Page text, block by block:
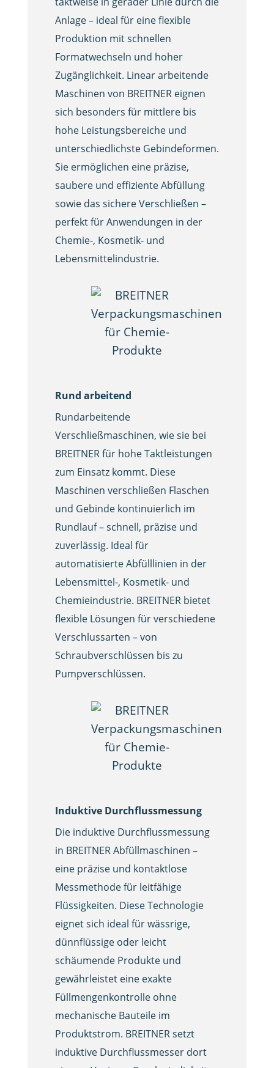
Anlage – ideal für eine flexible
Produktion mit schnellen
Formatwechseln und hoher
Zugänglichkeit. Linear arbeitende
Maschinen von BREITNER eignen
sich besonders für mittlere bis
hohe Leistungsbereiche und
unterschiedlichste Gebindeformen.
Sie ermöglichen eine präzise,
saubere und effiziente Abfüllung
sowie das sichere Verschließen –
perfekt für Anwendungen in der
Chemie-, Kosmetik- und
Lebensmittelindustrie.
Rund arbeitend
Rundarbeitende
Verschließmaschinen, wie sie bei
BREITNER für hohe Taktleistungen
zum Einsatz kommt. Diese
Maschinen verschließen Flaschen
und Gebinde kontinuierlich im
Rundlauf – schnell, präzise und
zuverlässig. Ideal für
automatisierte Abfülllinien in der
Lebensmittel-, Kosmetik- und
Chemieindustrie. BREITNER bietet
flexible Lösungen für verschiedene
Verschlussarten – von
Schraubverschlüssen bis zu
Pumpverschlüssen.
Induktive Durchflussmessung
Die induktive Durchflussmessung
in BREITNER Abfüllmaschinen –
eine präzise und kontaktlose
Messmethode für leitfähige
Flüssigkeiten. Diese Technologie
eignet sich ideal für wässrige,
dünnflüssige oder leicht
schäumende Produkte und
gewährleistet eine exakte
Füllmengenkontrolle ohne
mechanische Bauteile im
Produktstrom. BREITNER setzt
induktive Durchflussmesser dort